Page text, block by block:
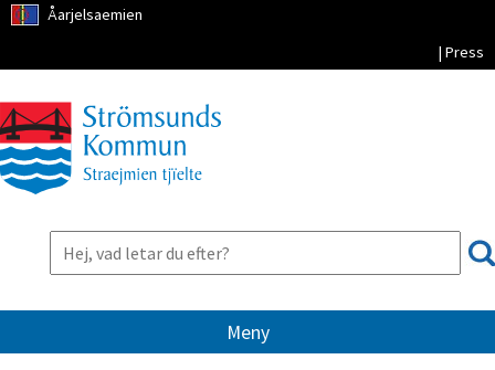
Åarjelsaemien
| Press
Meny